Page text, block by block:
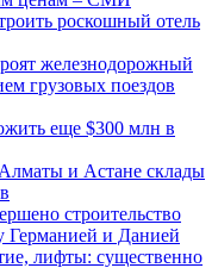
роскошный отель
железнодорожный
грузовых поездов
еще $300 млн в
и Астане склады
строительство
Германией и Данией
лифты: существенно